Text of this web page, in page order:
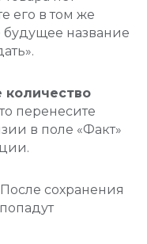
его в том же
будущее название
количество
перенесите
в поле «Факт»
После сохранения